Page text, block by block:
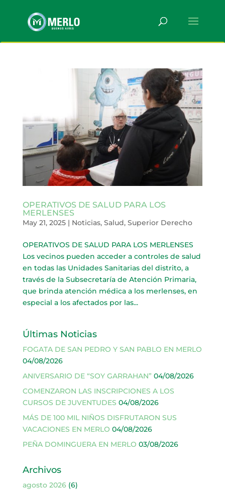
OPERATIVOS DE SALUD PARA LOS
MERLENSES
May 21, 2025| Noticias, Salud, Superior Derecho
OPERATIVOS DE SALUD PARA LOS MERLENSES
Los vecinos pueden acceder a controles de salud
en todas las Unidades Sanitarias del distrito, a
través de la Subsecretaría de Atención Primaria,
que brinda atención médica a los merlenses, en
especial a los afectados por las...
Últimas Noticias
FOGATA DE SAN PEDRO Y SAN PABLO EN MERLO
04/08/2026
ANIVERSARIO DE “SOY GARRAHAN” 04/08/2026
COMENZARON LAS INSCRIPCIONES A LOS
CURSOS DE JUVENTUDES 04/08/2026
MÁS DE 100 MIL NIÑOS DISFRUTARON SUS
VACACIONES EN MERLO 04/08/2026
PEÑA DOMINGUERA EN MERLO 03/08/2026
Archivos
agosto 2026(6)